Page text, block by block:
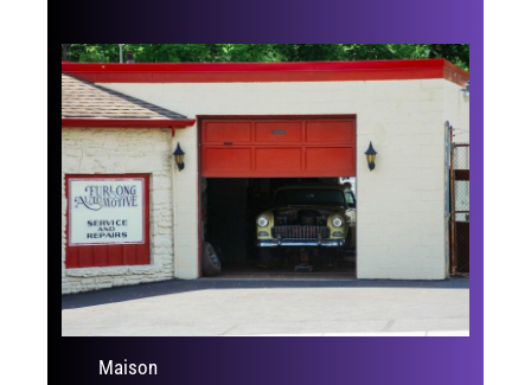
Maison